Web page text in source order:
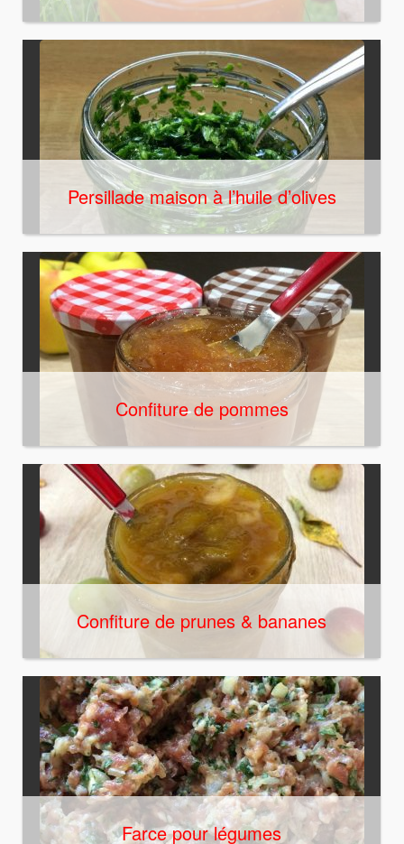
Persillade maison à l’huile d’olives
Confiture de pommes
Confiture de prunes & bananes
Farce pour légumes